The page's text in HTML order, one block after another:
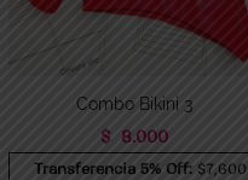
Combo Bikini 3
$ 8.000
Transferencia 5% Off: $7,600